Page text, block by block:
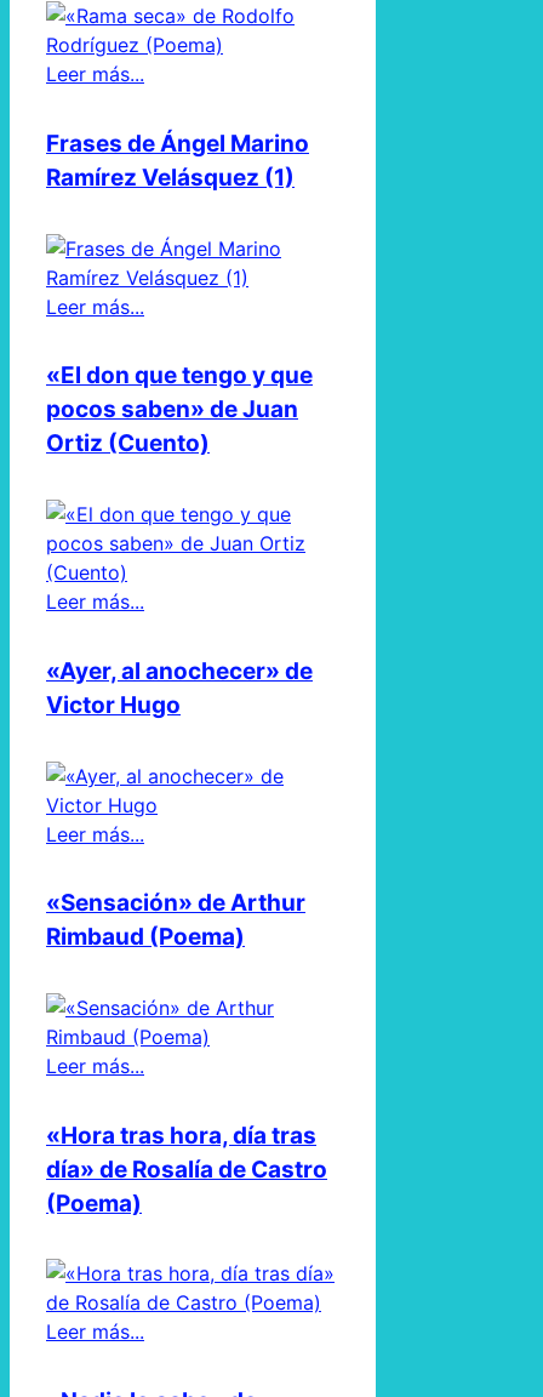
Leer más...
Frases de Ángel Marino
Ramírez Velásquez (1)
Leer más...
«El don que tengo y que
pocos saben» de Juan
Ortiz (Cuento)
Leer más...
«Ayer, al anochecer» de
Victor Hugo
Leer más...
«Sensación» de Arthur
Rimbaud (Poema)
Leer más...
«Hora tras hora, día tras
día» de Rosalía de Castro
(Poema)
Leer más...